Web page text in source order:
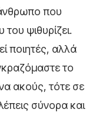
που
ψιθυρίζει.
ποιητές, αλλά
το
ακούς, τότε σε
σύνορα και